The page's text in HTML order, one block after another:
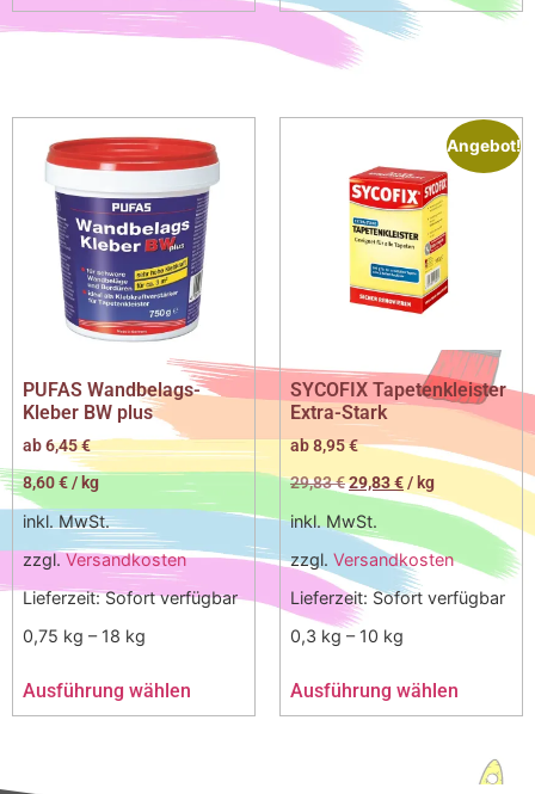
PUFAS Wandbelags-
Kleber BW plus
ab6,45€
8,60€/ kg
inkl. MwSt.
zzgl.Versandkosten
Lieferzeit:Sofort verfügbar
0,75 kg – 18 kg
Ausführung wählen
Angebot!
SYCOFIX Tapetenkleister
Extra-Stark
ab8,95€
29,83€29,83€/ kg
inkl. MwSt.
zzgl. Versandkosten
Lieferzeit: Sofort verfügbar
0,3 kg – 10 kg
Ausführung wählen